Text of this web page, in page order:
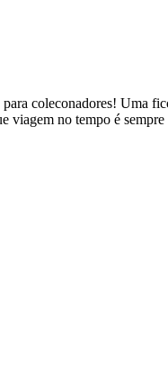
coleconadores! Uma
viagem no tempo é sempre